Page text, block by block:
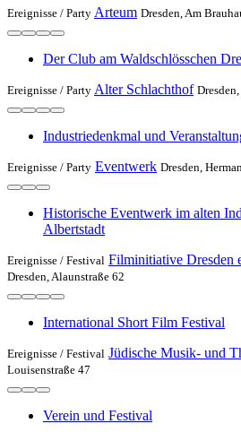
Ereignisse / Party Arteum Dresden, Am
Der Club am Waldschlösschen
Ereignisse / Party Alter Schlachthof
Industriedenkmal und
Ereignisse / Party Eventwerk Dresden,
Historische Eventwerk im alten
Albertstadt
Ereignisse / Festival Filminitiative Dresden
Dresden, Alaunstraße 62
International Short Film Festival
Ereignisse / Festival Jüdische Musik- und
Louisenstraße 47
Verein und Festival